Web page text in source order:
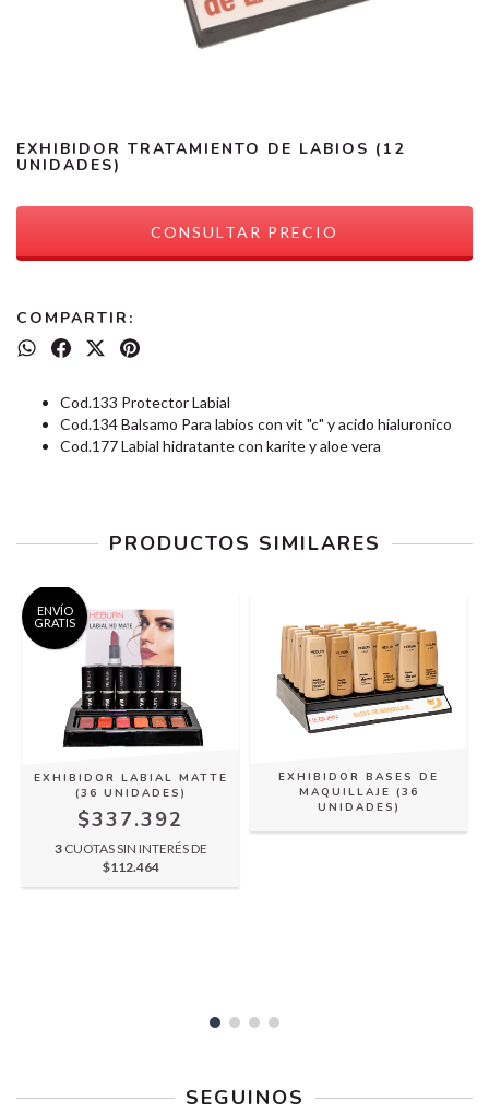
EXHIBIDOR TRATAMIENTO DE LABIOS (12
UNIDADES)
COMPARTIR:
Cod.133 Protector Labial
Cod.134 Balsamo Para labios con vit "c" y acido hialuronico
Cod.177 Labial hidratante con karite y aloe vera
PRODUCTOS SIMILARES
ENVÍO
GRATIS
EXHIBIDOR LABIAL MATTE
(36 UNIDADES)
$337.392
3 CUOTAS SIN INTERÉS DE
$112.464
EXHIBIDOR BASES DE
MAQUILLAJE (36
UNIDADES)
SEGUINOS